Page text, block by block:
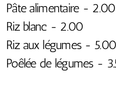
Pâte alimentaire - 2.00
Riz blanc - 2.00
Riz aux légumes - 5.00
Poêlée de légumes -